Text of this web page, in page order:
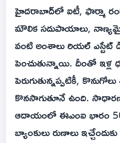
హైదరాబాద్‌లో ఐటీ, ఫార్మా
మౌలిక సదుపాయాలు,
వంటి అంశాలు రియల్
పెంచుతున్నాయి. దీంతో ఇళ్ల
పెరుగుతున్నప్పటికీ, కొనుగోలు
కొనసాగుతూనే ఉంది.
ఆదాయంలో ఈఎంఐ భారం
బ్యాంకులు రుణాలు